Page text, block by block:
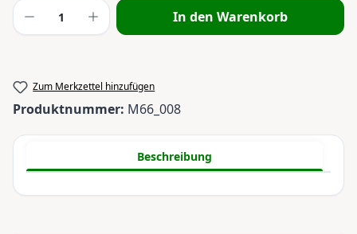
Produkt Anzahl: Gib den gewünschten
In den Warenkorb
Zum Merkzettel hinzufügen
Produktnummer: M66_008
Beschreibung